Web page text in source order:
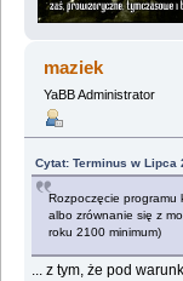
maziek
YaBB Administrator
Cytat: Terminus w Lipca
Rozpoczęcie programu
albo zrównanie się z
roku 2100 minimum)
... z tym, że pod